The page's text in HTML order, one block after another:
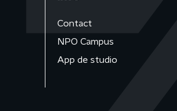
Contact
NPO Campus
App de studio